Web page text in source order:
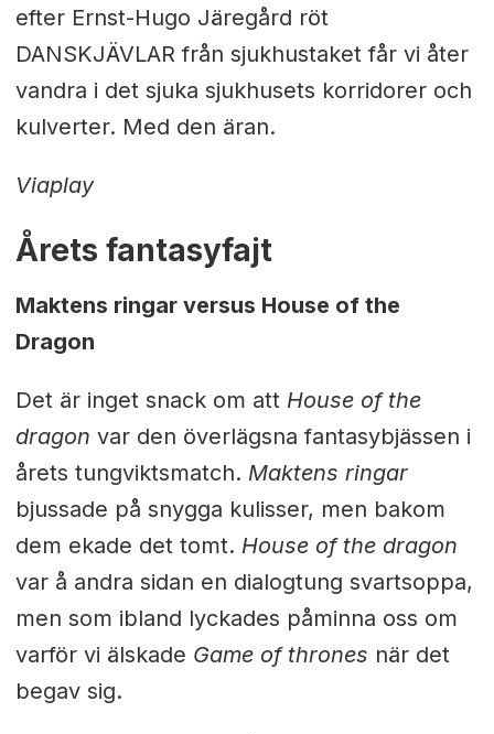
efter Ernst-Hugo Järegård röt
DANSKJÄVLAR från sjukhustaket får vi åter
vandra i det sjuka sjukhusets korridorer och
kulverter. Med den äran.
Viaplay
Årets fantasyfajt
Maktens ringar versus House of the
Dragon
Det är inget snack om att House of the
dragon var den överlägsna fantasybjässen i
årets tungviktsmatch. Maktens ringar
bjussade på snygga kulisser, men bakom
dem ekade det tomt. House of the dragon
var å andra sidan en dialogtung svartsoppa,
men som ibland lyckades påminna oss om
varför vi älskade Game of thrones när det
begav sig.